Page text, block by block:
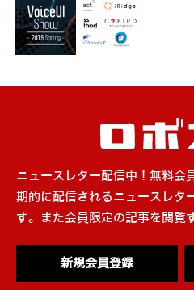
ニュースレター配信中！無料会
期的に配信されるニュースレタ
す。また会員限定の記事を閲覧
新規会員登録